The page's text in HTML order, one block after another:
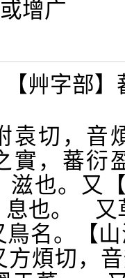
增广
【艸字部
袁切，
實，蕃衍
滋也。又
息也。 又
名。【山
煩切，